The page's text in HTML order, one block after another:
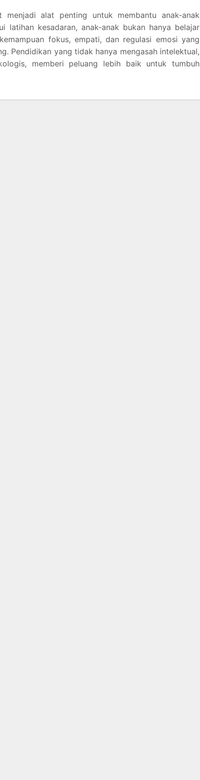
menjadi alat penting untuk membantu anak-anak
latihan kesadaran, anak-anak bukan hanya belajar
fokus, empati, dan regulasi emosi yang
Pendidikan yang tidak hanya mengasah intelektual,
memberi peluang lebih baik untuk tumbuh